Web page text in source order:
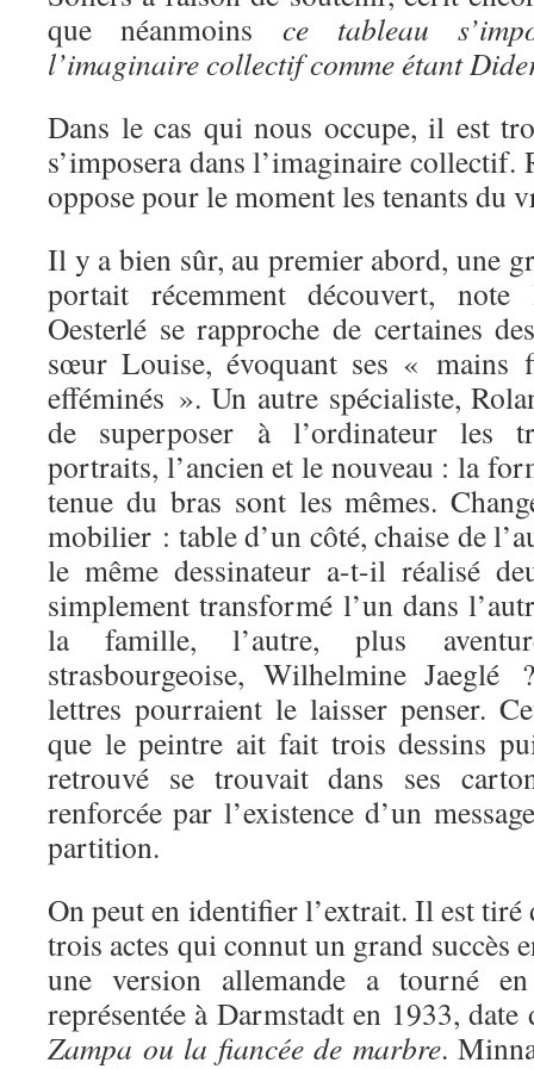
que néanmoins ce tableau
l’imaginaire collectif comme étant
Dans le cas qui nous occupe, il est
s’imposera dans l’imaginaire collectif.
oppose pour le moment les tenants du
Il y a bien sûr, au premier abord, une
portait récemment découvert, note
Oesterlé se rapproche de certaines
sœur Louise, évoquant ses «
efféminés ». Un autre spécialiste,
de superposer à l’ordinateur les
portraits, l’ancien et le nouveau : la
tenue du bras sont les mêmes.
mobilier : table d’un côté, chaise de
le même dessinateur a-t-il réalisé
simplement transformé l’un dans
la famille, l’autre, plus
strasbourgeoise, Wilhelmine
lettres pourraient le laisser penser.
que le peintre ait fait trois dessins
retrouvé se trouvait dans ses
renforcée par l’existence d’un
partition.
On peut en identifier l’extrait. Il est tiré
trois actes qui connut un grand succès
une version allemande a tourné
représentée à Darmstadten 1933,
Zampa ou la fiancée de marbre.